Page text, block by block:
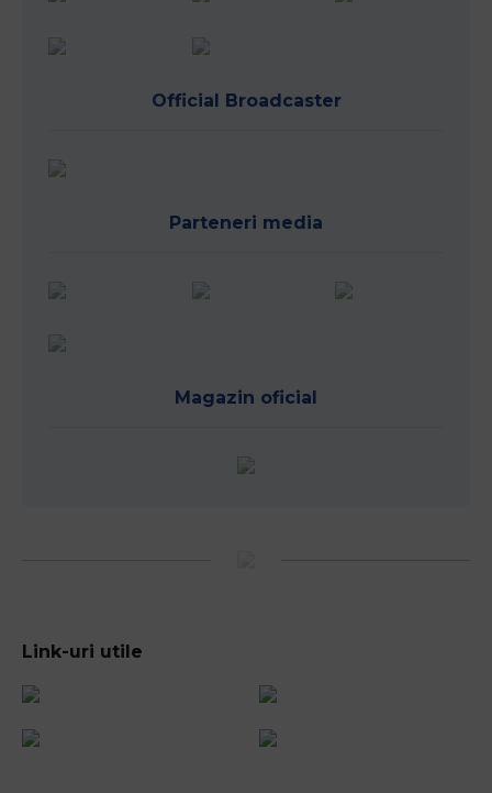
Official Broadcaster
Parteneri media
Magazin oficial
Link-uri utile